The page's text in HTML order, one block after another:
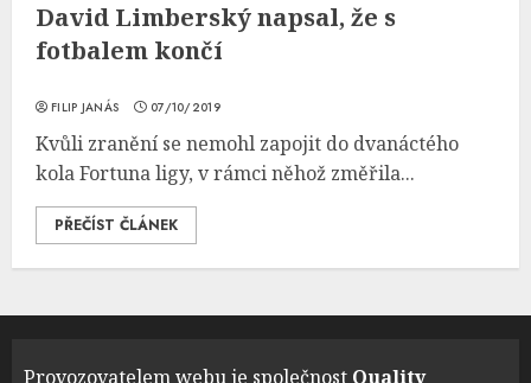
David Limberský napsal, že s
fotbalem končí
FILIP JANÁS 07/10/2019
Kvůli zranění se nemohl zapojit do dvanáctého
kola Fortuna ligy, v rámci něhož změřila...
PŘEČÍST ČLÁNEK
Provozovatelem webu je společnost Quality